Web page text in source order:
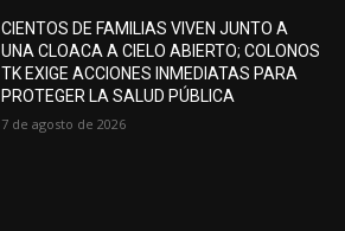
CIENTOS DE FAMILIAS VIVEN JUNTO A
UNA CLOACA A CIELO ABIERTO; COLONOS
TK EXIGE ACCIONES INMEDIATAS PARA
PROTEGER LA SALUD PÚBLICA
7 de agosto de 2026